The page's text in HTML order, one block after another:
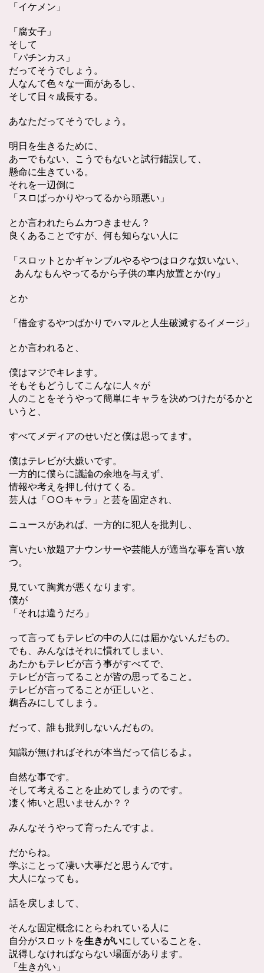
「イケメン」
「腐女子」
そして
「パチンカス」
だってそうでしょう。
人なんて色々な一面があるし、
そして日々成長する。
あなただってそうでしょう。
明日を生きるために、
あーでもない、こうでもないと試行錯誤して、
懸命に生きている。
それを一辺倒に
「スロばっかりやってるから頭悪い」
とか言われたらムカつきません？
良くあることですが、何も知らない人に
「スロットとかギャンブルやるやつはロクな奴いない、
あんなもんやってるから子供の車内放置とか(ry」
とか
「借金するやつばかりでハマルと人生破滅するイメージ」
とか言われると、
僕はマジでキレます。
そもそもどうしてこんなに人々が
人のことをそうやって簡単にキャラを決めつけたがるかと
いうと、
すべてメディアのせいだと僕は思ってます。
僕はテレビが大嫌いです。
一方的に僕らに議論の余地を与えず、
情報や考えを押し付けてくる。
芸人は「○○キャラ」と芸を固定され、
ニュースがあれば、一方的に犯人を批判し、
言いたい放題アナウンサーや芸能人が適当な事を言い放
つ。
見ていて胸糞が悪くなります。
僕が
「それは違うだろ」
って言ってもテレビの中の人には届かないんだもの。
でも、みんなはそれに慣れてしまい、
あたかもテレビが言う事がすべてで、
テレビが言ってることが皆の思ってること。
テレビが言ってることが正しいと、
鵜呑みにしてしまう。
だって、誰も批判しないんだもの。
知識が無ければそれが本当だって信じるよ。
自然な事です。
そして考えることを止めてしまうのです。
凄く怖いと思いませんか？？
みんなそうやって育ったんですよ。
だからね。
学ぶことって凄い大事だと思うんです。
大人になっても。
話を戻しまして、
そんな固定概念にとらわれている人に
自分がスロットを生きがいにしていることを、
説得しなければならない場面があります。
「生きがい」